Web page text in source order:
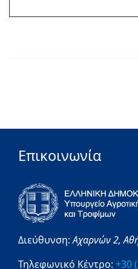
Επικοινωνία
Διεύθυνση:Αχαρνών 2,
Τηλεφωνικό Κέντρο: +30